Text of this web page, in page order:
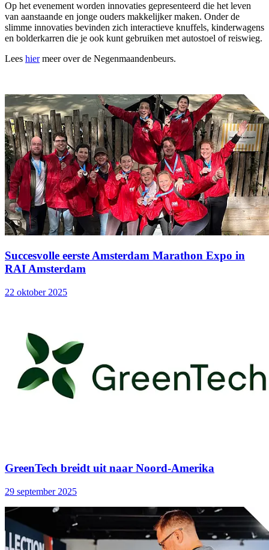
Op het evenement worden innovaties gepresenteerd die het leven
van aanstaande en jonge ouders makkelijker maken. Onder de
slimme innovaties bevinden zich interactieve knuffels, kinderwagens
en bolderkarren die je ook kunt gebruiken met autostoel of reiswieg.
Lees hiermeer over de Negenmaandenbeurs.
Succesvolle eerste Amsterdam Marathon Expo in
RAI Amsterdam
22 oktober 2025
GreenTech breidt uit naar Noord-Amerika
29 september 2025